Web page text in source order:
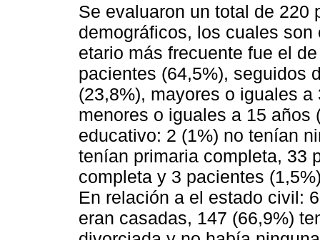
Se evaluaron un total de 220
demográficos, los cuales
etario más frecuente fue el
pacientes (64,5%), seguidos
(23,8%), mayores o iguales
menores o iguales a 15
educativo: 2 (1%) no tenían
tenían primaria completa, 33
completa y 3 pacientes
En relación a el estado civil:
eran casadas, 147 (66,9%)